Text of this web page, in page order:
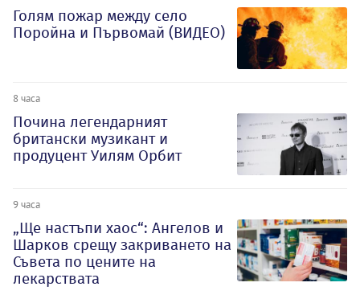
Голям пожар между село
Поройна и Първомай (ВИДЕО)
8 часа
Почина легендарният
британски музикант и
продуцент Уилям Орбит
9 часа
„Ще настъпи хаос“: Ангелов и
Шарков срещу закриването на
Съвета по цените на
лекарствата